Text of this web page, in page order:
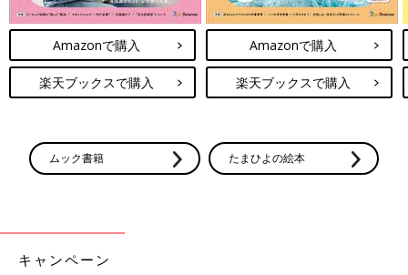
Amazonで購入
楽天ブックスで購入
Amazonで購入
楽天ブックスで購入
ムック書籍 たまひよの絵本
キャンペーン